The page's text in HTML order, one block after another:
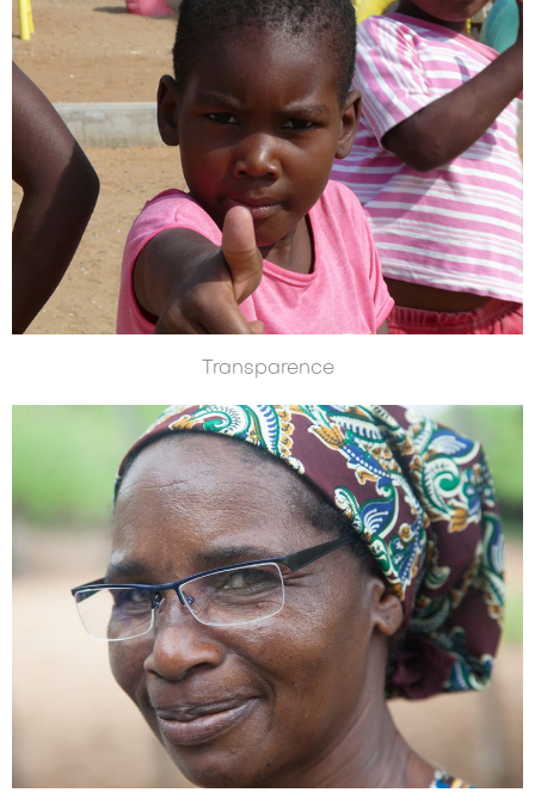
Transparence